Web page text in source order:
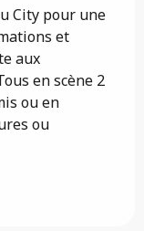
City pour une
et
aux
en scène 2
ou en
ou